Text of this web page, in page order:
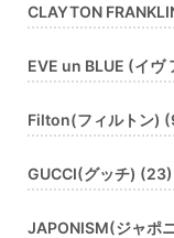
CLAYTON
EVE un BLUE (イヴ
Filton(フィルトン)
GUCCI(グッチ) (23)
JAPONISM(ジャポ